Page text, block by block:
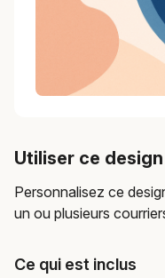
Utiliser ce design
Personnalisez ce
un ou plusieurs
Ce qui est inclus